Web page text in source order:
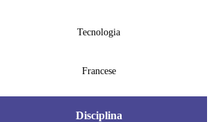
Tecnologia
Francese
Disciplina